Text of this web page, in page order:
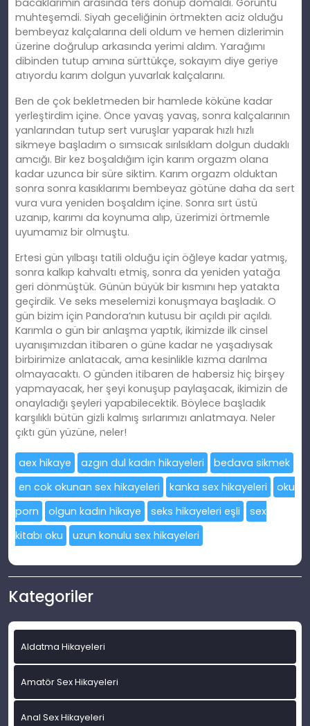
muhteşemdi. Siyah geceliğinin örtmekten aciz olduğu
bembeyaz kalçalarına deli oldum ve hemen dizlerimin
üzerine doğrulup arkasında yerimi aldım. Yarağımı
dibinden tutup amına sürttükçe, sokayım diye geriye
atıyordu karım dolgun yuvarlak kalçalarını.
Ben de çok bekletmeden bir hamlede köküne kadar
yerleştirdim içine. Önce yavaş yavaş, sonra kalçalarının
yanlarından tutup sert vuruşlar yaparak hızlı hızlı
sikmeye başladım o sımsıcak sırılsıklam dolgun dudaklı
amcığı. Bir kez boşaldığım için karım orgazm olana
kadar uzunca bir süre siktim. Karım orgazm olduktan
sonra sonra kasıklarımı bembeyaz götüne daha da sert
vura vura yeniden boşaldım içine. Sonra sırt üstü
uzanıp, karımı da koynuma alıp, üzerimizi örtmemle
uyumamız bir olmuştu.
Ertesi gün yılbaşı tatili olduğu için öğleye kadar yatmış,
sonra kalkıp kahvaltı etmiş, sonra da yeniden yatağa
geri dönmüştük. Günün büyük bir kısmını hep yatakta
geçirdik. Ve seks meselemizi konuşmaya başladık. O
gün bizim için Pandora’nın kutusu bir açıldı pir açıldı.
Karımla o gün bir anlaşma yaptık, ikimizde ilk cinsel
uyanışımızdan itibaren o güne kadar ne yaşadıysak
birbirimize anlatacak, ama kesinlikle kızma darılma
olmayacaktı. O günden itibaren de habersiz hiç birşey
yapmayacak, her şeyi konuşup paylaşacak, ikimizin de
onayladığı şeyleri yapabilecektik. Böylece başladık
karşılıklı bütün gizli kalmış sırlarımızı anlatmaya. Neler
çıktı gün yüzüne, neler!
aex hikaye azgın dul kadın hikayeleri
bedava sikmek
en cok okunan sex hikayeleri
kanka sex hikayeleri
oku
porn
olgun kadın hikaye seks hikayeleri eşli
sex
kitabı oku
uzun konulu sex hikayeleri
Kategoriler
Aldatma Hikayeleri
Amatör Sex Hikayeleri
Anal Sex Hikayeleri